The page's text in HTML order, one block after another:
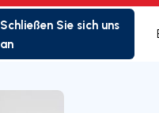
Schließen Sie sich uns
an